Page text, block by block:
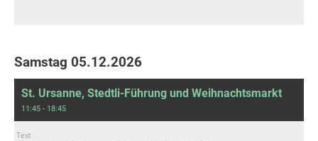
Samstag 05.12.2026
St. Ursanne, Stedtli-Führung und Weihnachtsmarkt
11:45 - 18:45
Text